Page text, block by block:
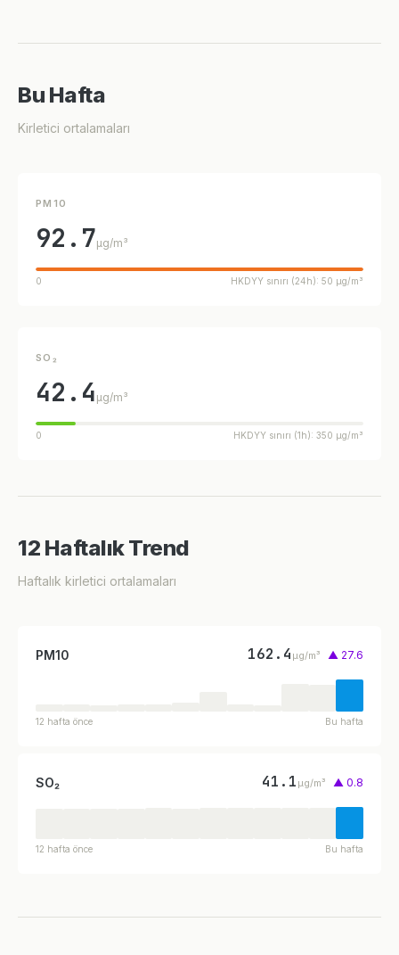
Bu Hafta
Kirletici ortalamaları
PM10
92.7µg/m³
0 HKDYY sınırı (24h): 50 µg/m³
SO₂
42.4 µg/m³
0 HKDYY sınırı (1h): 350 µg/m³
12 Haftalık Trend
Haftalık kirletici ortalamaları
PM10 162.4 µg/m³ ▲ 27.6
12 hafta önce Bu hafta
SO₂ 41.1 µg/m³ ▲ 0.8
12 hafta önce Bu hafta